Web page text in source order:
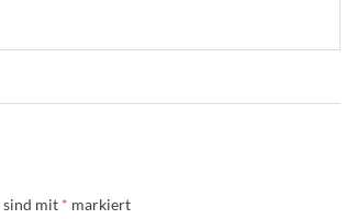
sind mit * markiert